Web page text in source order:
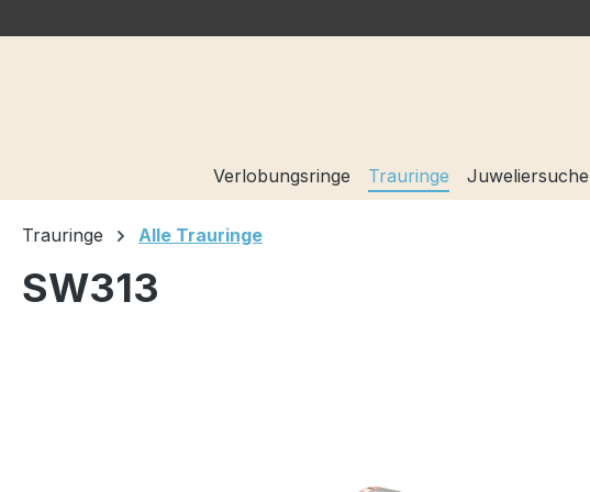
Verlobungsringe Trauringe Juweliersuche
Trauringe Alle Trauringe
SW313